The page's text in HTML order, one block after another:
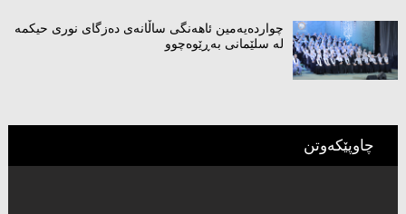
چواردەیەمین ئاهەنگی ساڵانەى دەزگای نوری حیکمە
لە سلێمانی بەڕێوەچوو
چاوپێکەوتن